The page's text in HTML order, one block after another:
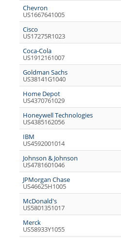
Chevron
US1667641005
Cisco
US17275R1023
Coca-Cola
US1912161007
Goldman Sachs
US38141G1040
Home Depot
US4370761029
Honeywell Technologies
US4385162056
IBM
US4592001014
Johnson & Johnson
US4781601046
JPMorgan Chase
US46625H1005
McDonald's
US5801351017
Merck
US58933Y1055